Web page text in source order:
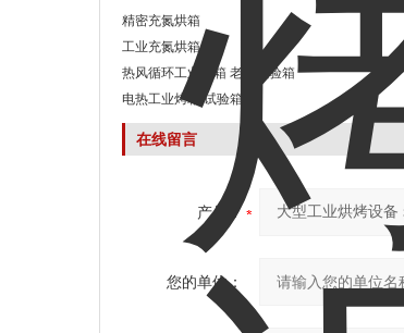
精密充氮烘箱
工业充氮烘箱
热风循环工业烘箱 老化试验箱
电热工业烤箱 试验箱
在线留言
产品：
您的单位：